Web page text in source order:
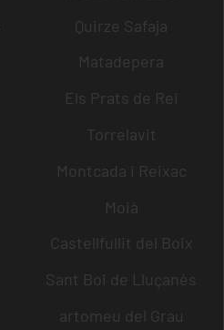
Quirze Safaja
Matadepera
Els Prats de Rei
Torrelavit
Montcada i Reixac
Moià
Castellfullit del Boix
Sant Boi de Lluçanès
artomeu del Grau